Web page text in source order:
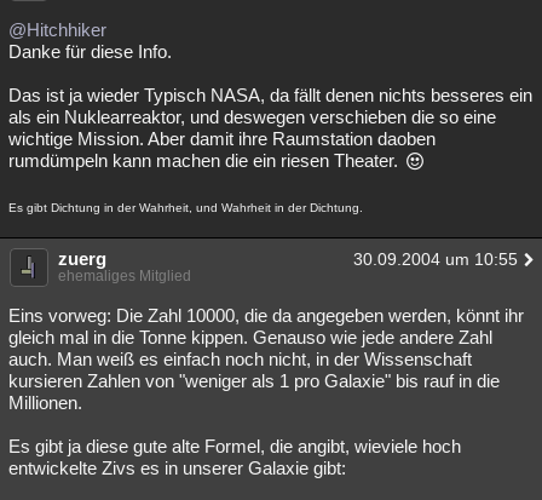
@Hitchhiker
Danke für diese Info.
Das ist ja wieder Typisch NASA, da fällt denen nichts besseres ein
als ein Nuklearreaktor, und deswegen verschieben die so eine
wichtige Mission. Aber damit ihre Raumstation daoben
rumdümpeln kann machen die ein riesen Theater.
Es gibt Dichtung in der Wahrheit, und Wahrheit in der Dichtung.
zuerg 30.09.2004 um 10:55
ehemaliges Mitglied
Eins vorweg: Die Zahl 10000, die da angegeben werden, könnt ihr
gleich mal in die Tonne kippen. Genauso wie jede andere Zahl
auch. Man weiß es einfach noch nicht, in der Wissenschaft
kursieren Zahlen von "weniger als 1 pro Galaxie" bis rauf in die
Millionen.
Es gibt ja diese gute alte Formel, die angibt, wieviele hoch
entwickelte Zivs es in unserer Galaxie gibt: